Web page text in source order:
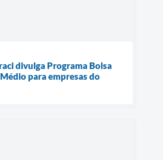
divulga Programa Bolsa
para empresas do